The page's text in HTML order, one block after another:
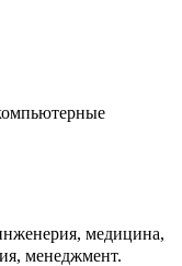
медицина,
менеджмент.